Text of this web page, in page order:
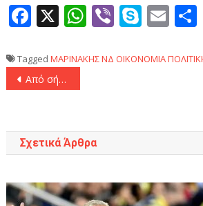
Facebook
X WhatsApp
ViberSkype
Tagged ΜΑΡΙΝΑΚΗΣΝΔ ΟΙΚΟΝΟΜΙΑ
Πλοήγηση
Από σήμερα μειώνονται ή καταργούνται οι 6 βασικές τραπεζικές προμήθειες για εκατομμύρια πολίτες
Σχετικά Άρθρα